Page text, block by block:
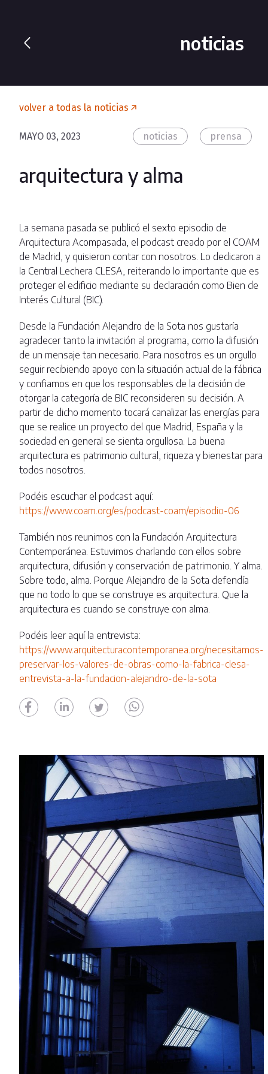
noticias
volver a todas la noticias
MAYO 03, 2023 noticias prensa
arquitectura y alma
La semana pasada se publicó el sexto episodio de
Arquitectura Acompasada, el podcast creado por el COAM
de Madrid, y quisieron contar con nosotros. Lo dedicaron a
la Central Lechera CLESA, reiterando lo importante que es
proteger el edificio mediante su declaración como Bien de
Interés Cultural (BIC).
Desde la Fundación Alejandro de la Sota nos gustaría
agradecer tanto la invitación al programa, como la difusión
de un mensaje tan necesario. Para nosotros es un orgullo
seguir recibiendo apoyo con la situación actual de la fábrica
y confiamos en que los responsables de la decisión de
otorgar la categoría de BIC reconsideren su decisión. A
partir de dicho momento tocará canalizar las energías para
que se realice un proyecto del que Madrid, España y la
sociedad en general se sienta orgullosa. La buena
arquitectura es patrimonio cultural, riqueza y bienestar para
todos nosotros.
Podéis escuchar el podcast aquí:
https://www.coam.org/es/podcast-coam/episodio-06
También nos reunimos con la Fundación Arquitectura
Contemporánea. Estuvimos charlando con ellos sobre
arquitectura, difusión y conservación de patrimonio. Y alma.
Sobre todo, alma. Porque Alejandro de la Sota defendía
que no todo lo que se construye es arquitectura. Que la
arquitectura es cuando se construye con alma.
Podéis leer aquí la entrevista:
https://www.arquitecturacontemporanea.org/necesitamos-
preservar-los-valores-de-obras-como-la-fabrica-clesa-
entrevista-a-la-fundacion-alejandro-de-la-sota